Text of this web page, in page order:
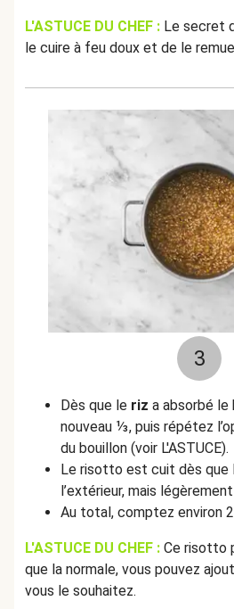
L'ASTUCE DU CHEF : Le secret
le cuire à feu doux et de le
3
Dès que le riz a absorbé le
nouveau ⅓, puis répétez
du bouillon (voir L'ASTUCE).
Le risotto est cuit dès que
l’extérieur, mais
Au total, comptez environ
L'ASTUCE DU CHEF : Ce risotto
que la normale, vous pouvez
vous le souhaitez.